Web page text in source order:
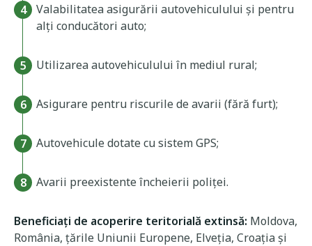
Valabilitatea asigurării autovehiculului și pentru
alți conducători auto;
Utilizarea autovehiculului în mediul rural;
Asigurare pentru riscurile de avarii (fără furt);
Autovehicule dotate cu sistem GPS;
Avarii preexistente încheierii poliței.
Beneficiați de acoperire teritorială extinsă: Moldova,
România, țările Uniunii Europene, Elveția, Croația și